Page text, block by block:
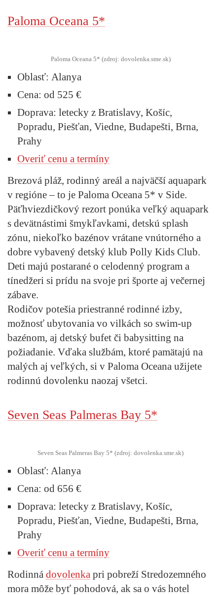
Paloma Oceana 5*
Paloma Oceana 5* (zdroj: dovolenka.sme.sk)
Oblasť: Alanya
Cena: od 525 €
Doprava: letecky z Bratislavy, Košíc,
Popradu, Piešťan, Viedne, Budapešti, Brna,
Prahy
Overiť cenu a termíny
Brezová pláž, rodinný areál a najväčší aquapark
v regióne – to je Paloma Oceana 5* v Side.
Päťhviezdičkový rezort ponúka veľký aquapark
s devätnástimi šmykľavkami, detskú splash
zónu, niekoľko bazénov vrátane vnútorného a
dobre vybavený detský klub Polly Kids Club.
Deti majú postarané o celodenný program a
tínedžeri si prídu na svoje pri športe aj večernej
zábave.
Rodičov potešia priestranné rodinné izby,
možnosť ubytovania vo vilkách so swim-up
bazénom, aj detský bufet či babysitting na
požiadanie. Vďaka službám, ktoré pamätajú na
malých aj veľkých, si v Paloma Oceana užijete
rodinnú dovolenku naozaj všetci.
Seven Seas Palmeras Bay 5*
Seven Seas Palmeras Bay 5* (zdroj: dovolenka.sme.sk)
Oblasť: Alanya
Cena: od 656 €
Doprava: letecky z Bratislavy, Košíc,
Popradu, Piešťan, Viedne, Budapešti, Brna,
Prahy
Overiť cenu a termíny
Rodinná dovolenka pri pobreží Stredozemného
mora môže byť pohodová, ak sa o vás hotel